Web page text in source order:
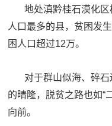
人
风
退
地处滇黔桂石漠化
人口最多的县，贫困发
困人口超过12万。
对于群山似海、碎石
的晴隆，脱贫之路也如“
向前。